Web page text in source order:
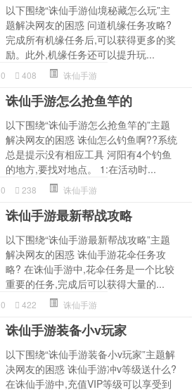
以下围绕“诛仙手游仙境秘藏怎么玩”主
题解决网友的困惑 问道机缘任务攻略?
完成所有机缘任务后,可以获得更多的奖
励。此外,机缘任务还可以提升玩...
0 408 诛仙手游
诛仙手游怎么抢鱼竿的
以下围绕“诛仙手游怎么抢鱼竿的”主题
解决网友的困惑 诛仙怎么钓鱼啊??系统
总是提示没有相应工具 河阳有4个钓鱼
的地方,要找对地点。 1:在活动时...
0 238 诛仙手游
诛仙手游最新帮战攻略
以下围绕“诛仙手游最新帮战攻略”主题
解决网友的困惑 诛仙手游花伞任务攻
略? 在诛仙手游中,花伞任务是一个比较
重要的任务,完成后可以获得大量的...
0 422 诛仙手游
诛仙手游装备小v玩家
以下围绕“诛仙手游装备小v玩家”主题解
决网友的困惑 诛仙手游冲v等级送什么?
在诛仙手游中,充值VIP等级可以享受到